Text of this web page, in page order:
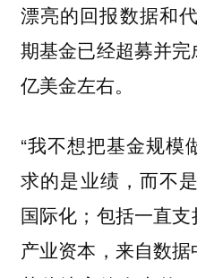
漂亮的回报数据和
期基金已经超募并
亿美金左右。
“我不想把基金规模
求的是业绩，而不
国际化；包括一直支
产业资本，来自数